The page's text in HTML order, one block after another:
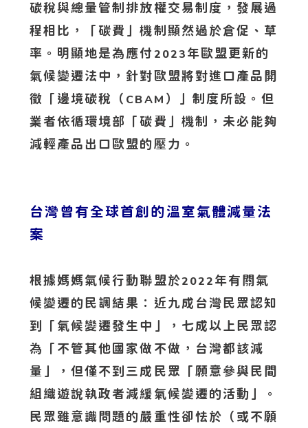
碳稅與總量管制排放權交易制度，發展過
程相比，「碳費」機制顯然過於倉促、草
率。明顯地是為應付 2023 年歐盟更新的
氣候變遷法中，針對歐盟將對進口產品開
徵「邊境碳稅（ CBAM ）」制度所設。但
業者依循環境部「碳費」機制，未必能夠
減輕產品出口歐盟的壓力。
台灣曾有全球首創的溫室氣體減量法
案
根據媽媽氣候行動聯盟於2022 年有關氣
候變遷的民調結果：近九成台灣民眾認知
到「氣候變遷發生中」，七成以上民眾認
為「不管其他國家做不做，台灣都該減
量」，但僅不到三成民眾「願意參與民間
組織遊說執政者減緩氣候變遷的活動」。
民眾雖意識問題的嚴重性卻怯於（或不願